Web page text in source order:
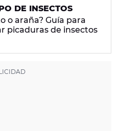
DE INSECTOS
o araña? Guía para
picaduras de insectos